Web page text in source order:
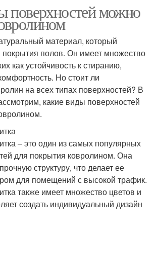
поверхностей можно
материал, который
покрытия полов. Он имеет множество
как устойчивость к стиранию,
Но стоит ли
на всех типах поверхностей? В
какие виды поверхностей
– это один из самых популярных
для покрытия ковролином. Она
структуру, что делает ее
для помещений с высокой трафик.
также имеет множество цветов и
создать индивидуальный дизайн